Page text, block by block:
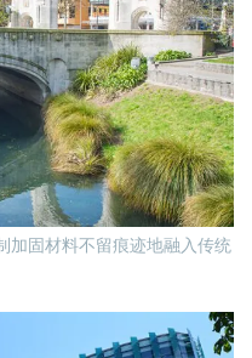
加固材料不留痕迹地融入传统